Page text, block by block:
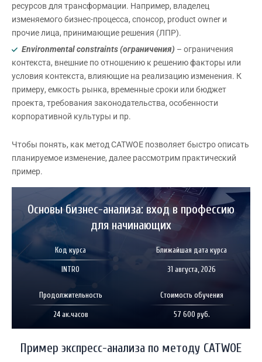
ресурсов для трансформации. Например, владелец
изменяемого бизнес-процесса, спонсор, product owner и
прочие лица, принимающие решения (ЛПР).
Environmental constraints (ограничения) – ограничения
контекста, внешние по отношению к решению факторы или
условия контекста, влияющие на реализацию изменения. К
примеру, емкость рынка, временные сроки или бюджет
проекта, требования законодательства, особенности
корпоративной культуры и пр.
Чтобы понять, как метод CATWOE позволяет быстро описать
планируемое изменение, далее рассмотрим практический
пример.
Основы бизнес-анализа: вход в профессию
для начинающих
Код курса
INTRO
Ближайшая дата курса
31 августа, 2026
Продолжительность
24 ак.часов
Стоимость обучения
57 600 руб.
Пример экспресс-анализа по методу CATWOE